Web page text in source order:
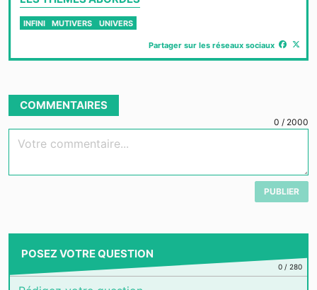
INFINI MUTIVERS UNIVERS
Partager sur les réseaux sociaux
COMMENTAIRES
0 / 2000
Votre commentaire...
PUBLIER
POSEZ VOTRE QUESTION
0/ 280